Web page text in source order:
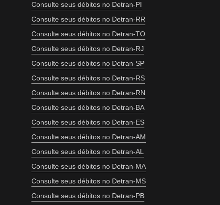
Consulte seus débitos no Detran-PI
Consulte seus débitos no Detran-RR
Consulte seus débitos no Detran-TO
Consulte seus débitos no Detran-RJ
Consulte seus débitos no Detran-SP
Consulte seus débitos no Detran-RS
Consulte seus débitos no Detran-RN
Consulte seus débitos no Detran-BA
Consulte seus débitos no Detran-ES
Consulte seus débitos no Detran-AM
Consulte seus débitos no Detran-AL
Consulte seus débitos no Detran-MA
Consulte seus débitos no Detran-MS
Consulte seus débitos no Detran-PB